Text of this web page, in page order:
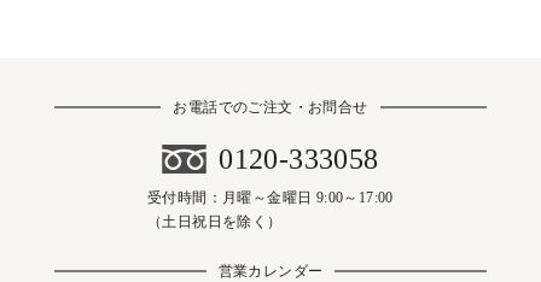
お電話でのご注文・お問合せ
0120-333058
受付時間：月曜～金曜日 9:00～17:00
（土日祝日を除く）
営業カレンダー